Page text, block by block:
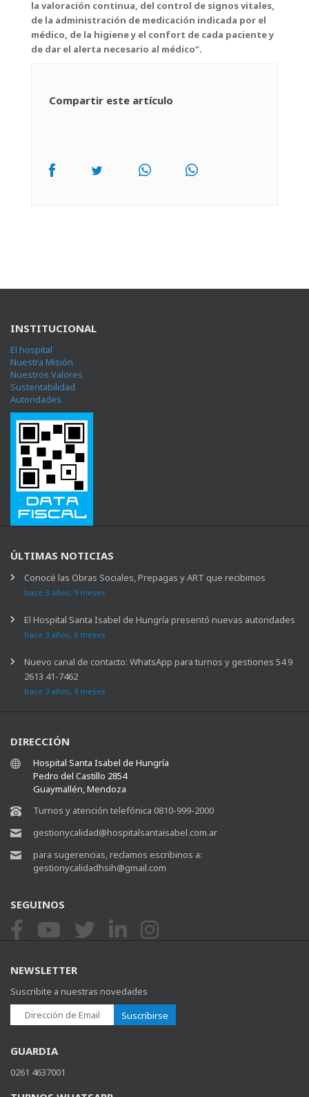
la valoración continua, del control de signos vitales,
de la administración de medicación indicada por el
médico, de la higiene y el confort de cada paciente y
de dar el alerta necesario al médico”.
Compartir este artículo
INSTITUCIONAL
El hospital
Nuestra Misión
Nuestros Valores
Sustentabilidad
Autoridades
ÚLTIMAS NOTICIAS
Conocé las Obras Sociales, Prepagas y ART que recibimos
hace 3 años, 9 meses
El Hospital Santa Isabel de Hungría presentó nuevas autoridades
hace 3 años, 6 meses
Nuevo canal de contacto: WhatsApp para turnos y gestiones 54 9
2613 41-7462
hace 3 años, 9 meses
DIRECCIÓN
Hospital Santa Isabel de Hungría
Pedro del Castillo 2854
Guaymallén, Mendoza
Turnos y atención telefónica 0810-999-2000
gestionycalidad@hospitalsantaisabel.com.ar
para sugerencias, reclamos escribinos a:
gestionycalidadhsih@gmail.com
SEGUINOS
NEWSLETTER
Suscribite a nuestras novedades
Suscribirse
GUARDIA
0261 4637001